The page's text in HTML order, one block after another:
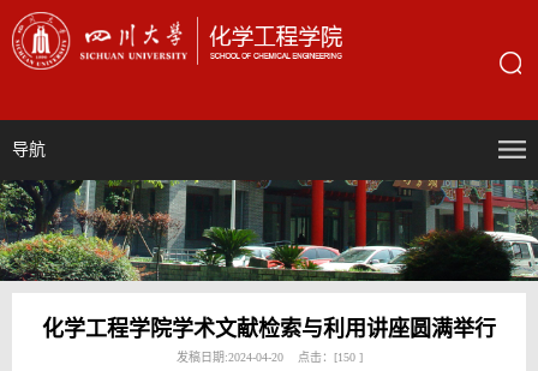
导航
化学工程学院学术文献检索与利用讲座圆满举行
发稿日期:2024-04-20 点击：[150 ]